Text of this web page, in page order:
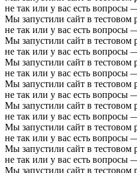
не так или у вас есть
Мы запустили сайт в тестовом
не так или у вас есть
Мы запустили сайт в тестовом
не так или у вас есть
Мы запустили сайт в тестовом
не так или у вас есть
Мы запустили сайт в тестовом
не так или у вас есть
Мы запустили сайт в тестовом
не так или у вас есть
Мы запустили сайт в тестовом
не так или у вас есть
Мы запустили сайт в тестовом
не так или у вас есть
Мы запустили сайт в тестовом